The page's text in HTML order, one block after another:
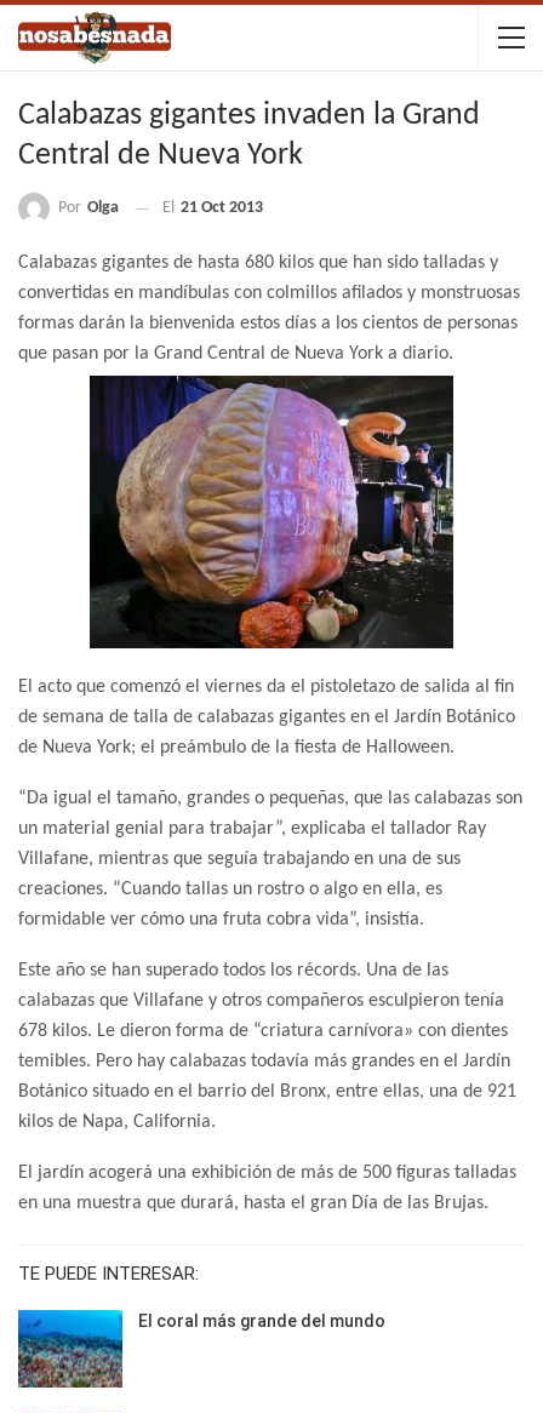
Calabazas gigantes invaden la Grand
Central de Nueva York
Por Olga El 21 Oct 2013
Calabazas gigantes de hasta 680 kilos que han sido talladas y
convertidas en mandíbulas con colmillos afilados y monstruosas
formas darán la bienvenida estos días a los cientos de personas
que pasan por la Grand Central de Nueva York a diario.
El acto que comenzó el viernes da el pistoletazo de salida al fin
de semana de talla de calabazas gigantes en el Jardín Botánico
de Nueva York; el preámbulo de la fiesta de Halloween.
“Da igual el tamaño, grandes o pequeñas, que las calabazas son
un material genial para trabajar”, explicaba el tallador Ray
Villafane, mientras que seguía trabajando en una de sus
creaciones. “Cuando tallas un rostro o algo en ella, es
formidable ver cómo una fruta cobra vida”, insistía.
Este año se han superado todos los récords. Una de las
calabazas que Villafane y otros compañeros esculpieron tenía
678 kilos. Le dieron forma de “criatura carnívora» con dientes
temibles. Pero hay calabazas todavía más grandes en el Jardín
Botánico situado en el barrio del Bronx, entre ellas, una de 921
kilos de Napa, California.
El jardín acogerá una exhibición de más de 500 figuras talladas
en una muestra que durará, hasta el gran Día de las Brujas.
TE PUEDE INTERESAR:
El coral más grande del mundo